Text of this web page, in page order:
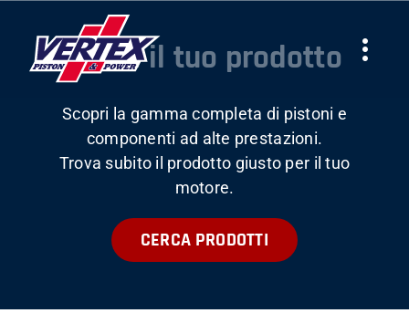
content
AZIENDA
Trova il tuo prodotto
Scopri la gamma completa di pistoni e
componenti ad alte prestazioni.
Trova subito il prodotto giusto per il tuo
motore.
CERCA PRODOTTI